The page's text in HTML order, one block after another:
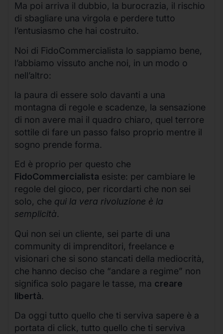
Ma poi arriva il dubbio, la burocrazia, il rischio
di sbagliare una virgola e perdere tutto
l’entusiasmo che hai costruito.
Noi di FidoCommercialista lo sappiamo bene,
l’abbiamo vissuto anche noi, in un modo o
nell’altro:
la paura di essere solo davanti a una
montagna di regole e scadenze, la sensazione
di non avere mai il quadro chiaro, quel terrore
sottile di fare un passo falso proprio mentre il
sogno prende forma.
Ed è proprio per questo che
FidoCommercialista esiste: per cambiare le
regole del gioco, per ricordarti che non sei
solo, che qui la vera rivoluzione è la
semplicità.
Qui non sei un cliente, sei parte di una
community di imprenditori, freelance e
visionari che si sono stancati della mediocrità,
che hanno deciso che “andare a regime” non
significa solo pagare le tasse, ma creare
libertà.
Da oggi tutto quello che ti serviva sapere è a
portata di click, tutto quello che ti serviva